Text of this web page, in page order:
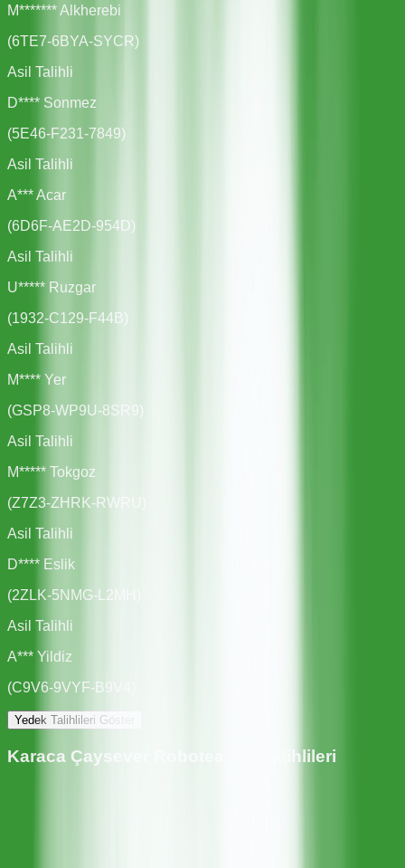
M******* Alkherebi
(6TE7-6BYA-SYCR)
Asil Talihli
D**** Sonmez
(5E46-F231-7849)
Asil Talihli
A*** Acar
(6D6F-AE2D-954D)
Asil Talihli
U***** Ruzgar
(1932-C129-F44B )
Asil Talihli
M**** Yer
(GSP8-WP9U-8SR9)
Asil Talihli
M***** Tokgoz
(Z7Z3-ZHRK-RWRU
Asil Talihli
D**** Eslik
(2ZLK-5NMG-L2MH
Asil Talihli
A*** Yildiz
(C9V6-9VYF-B9V4
Yedek Talihlileri Göster
Karaca Çaysever Robotea Pro Talihlileri